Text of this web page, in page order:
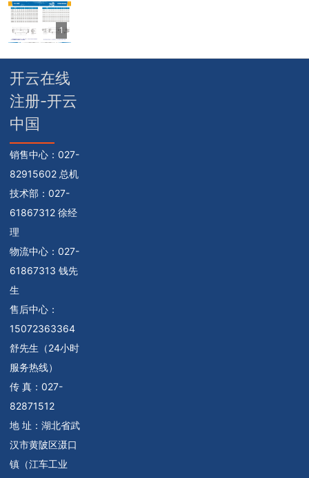
1
开云在线
注册-开云
中国
销售中心： 027-
82915602 总机
技术部： 027-
61867312 徐经
理
物流中心： 027-
61867313 钱先
生
售后中心：
15072363364
舒先生（24小时
服务热线）
传 真：027-
82871512
地 址：湖北省武
汉市黄陂区滠口
镇（江车工业